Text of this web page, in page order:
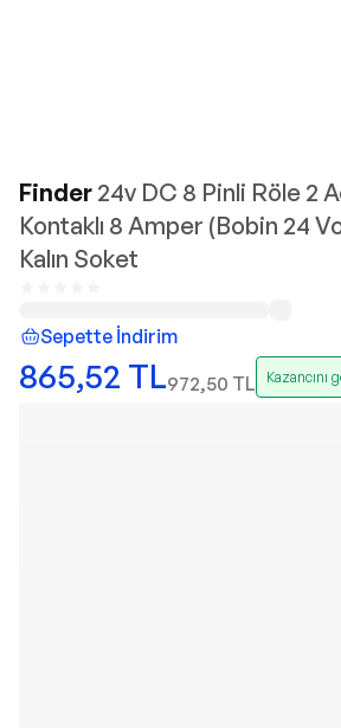
Finder 24v DC 8 Pinli Röle 2
Kontaklı 8 Amper (Bobin 24
Kalın Soket
Sepette İndirim
865,52 TL972,50 TL Kazancını